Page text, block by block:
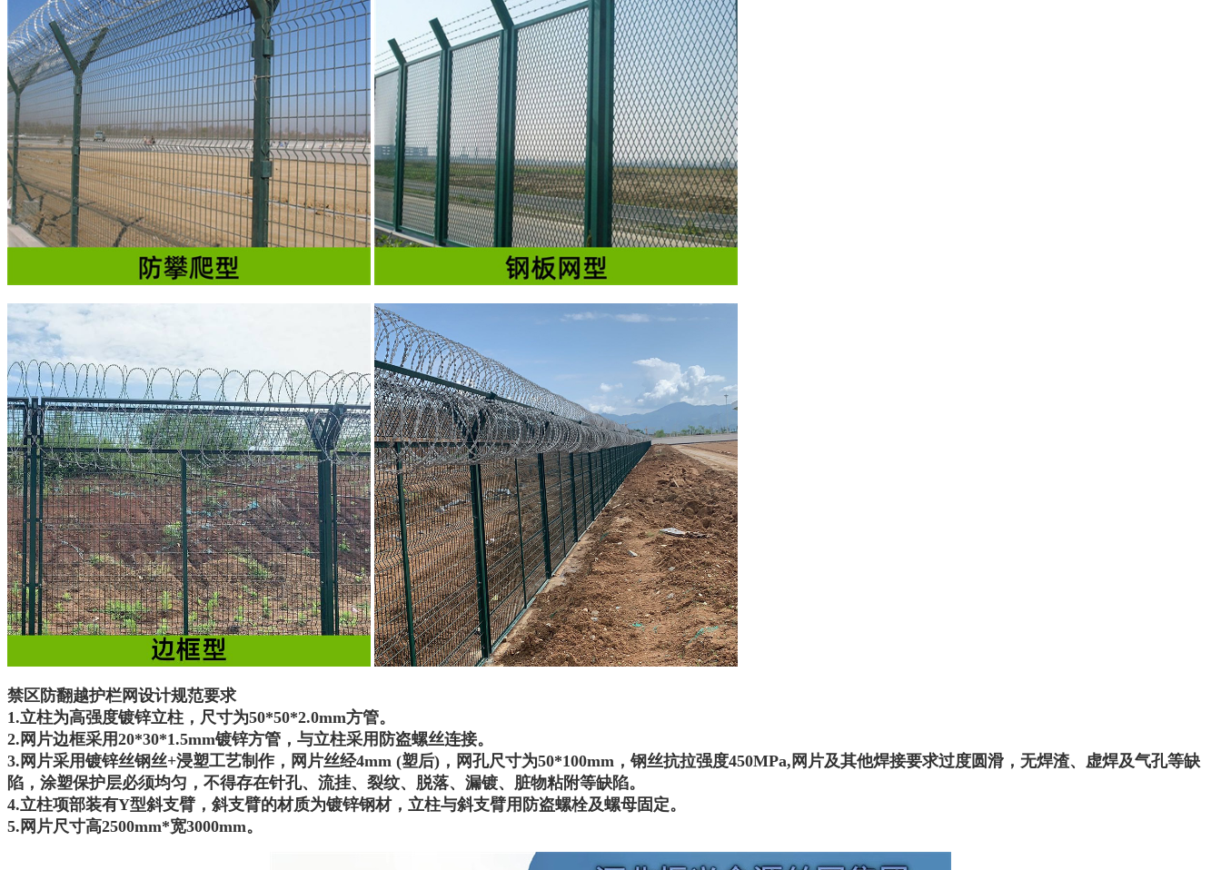
禁区防翻越护栏网设计规范要求
1.立柱为高强度镀锌立柱，尺寸为50*50*2.0mm方管。
2.网片边框采用20*30*1.5mm镀锌方管，与立柱采用防盗螺丝连接。
3.网片采用镀锌丝钢丝+浸塑工艺制作，网片丝经4mm (塑后)，网孔尺寸为50*100mm，钢丝抗拉强度450MPa,网片及其他焊接要求过度圆滑，无焊渣、虚焊及气孔等缺
陷，涂塑保护层必须均匀，不得存在针孔、流挂、裂纹、脱落、漏镀、脏物粘附等缺陷。
4.立柱项部装有Y型斜支臂，斜支臂的材质为镀锌钢材，立柱与斜支臂用防盗螺栓及螺母固定。
5.网片尺寸高2500mm*宽3000mm。